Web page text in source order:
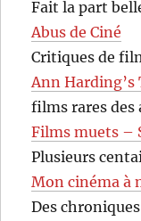
Fait la part
Abus de Ciné
Critiques de
Ann Harding’s
films rares des
Films muets –
Plusieurs
Mon cinéma à
Des